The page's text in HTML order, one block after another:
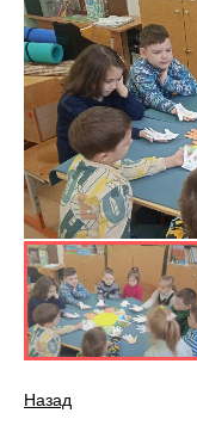
Назад